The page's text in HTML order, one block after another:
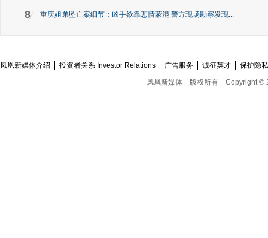
8 重庆姐弟坠亡案细节：凶手欲靠悲情蒙混 警方现场勘察发现...
凤凰新媒体介绍 投资者关系 Investor Relations 广告服务 诚征英才
保护隐
凤凰新媒体
版权所有 Copyright ©